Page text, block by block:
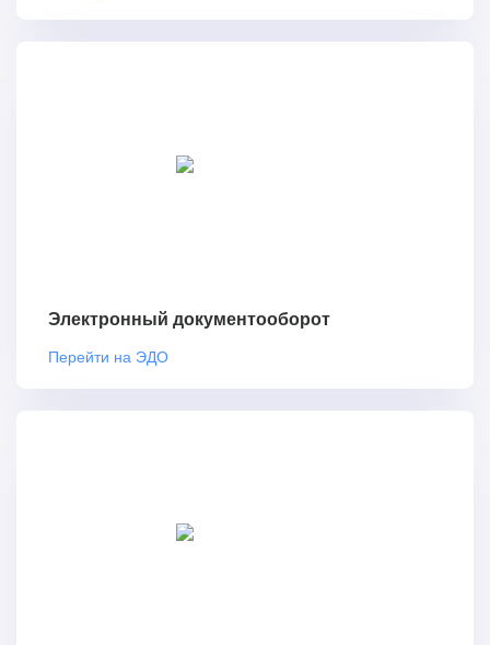
Электронный документооборот
Перейти на ЭДО